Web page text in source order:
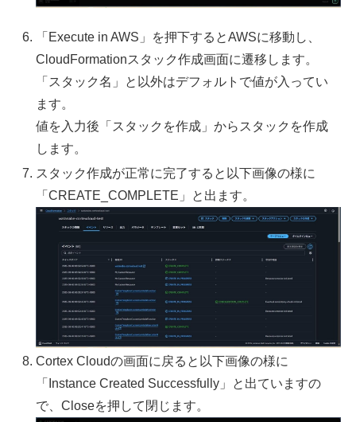
「Execute in AWS」を押下するとAWSに移動し、
CloudFormationスタック作成画面に遷移します。
「スタック名」と以外はデフォルトで値が入ってい
ます。
値を入力後「スタックを作成」からスタックを作成
します。
スタック作成が正常に完了すると以下画像の様に
「CREATE_COMPLETE」と出ます。
Cortex Cloudの画面に戻ると以下画像の様に
「Instance Created Successfully」と出ていますの
で、Closeを押して閉じます。